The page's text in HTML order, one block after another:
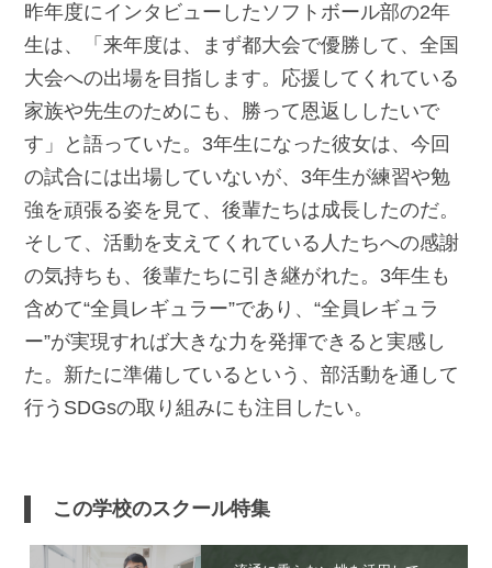
昨年度にインタビューしたソフトボール部の2年
生は、「来年度は、まず都大会で優勝して、全国
大会への出場を目指します。応援してくれている
家族や先生のためにも、勝って恩返ししたいで
す」と語っていた。3年生になった彼女は、今回
の試合には出場していないが、3年生が練習や勉
強を頑張る姿を見て、後輩たちは成長したのだ。
そして、活動を支えてくれている人たちへの感謝
の気持ちも、後輩たちに引き継がれた。3年生も
含めて“全員レギュラー”であり、“全員レギュラ
ー”が実現すれば大きな力を発揮できると実感し
た。新たに準備しているという、部活動を通して
行うSDGsの取り組みにも注目したい。
この学校のスクール特集